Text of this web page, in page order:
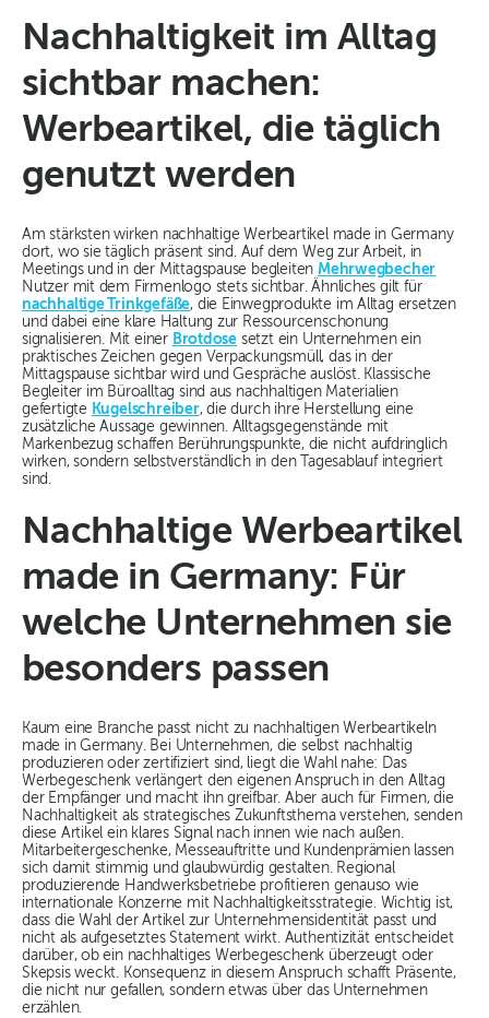
Nachhaltigkeit im Alltag
sichtbar machen:
Werbeartikel, die täglich
genutzt werden
Am stärksten wirken nachhaltige Werbeartikel made in Germany
dort, wo sie täglich präsent sind. Auf dem Weg zur Arbeit, in
Meetings und in der Mittagspause begleiten Mehrwegbecher
Nutzer mit dem Firmenlogo stets sichtbar. Ähnliches gilt für
nachhaltige Trinkgefäße, die Einwegprodukte im Alltag ersetzen
und dabei eine klare Haltung zur Ressourcenschonung
signalisieren. Mit einer Brotdose setzt ein Unternehmen ein
praktisches Zeichen gegen Verpackungsmüll, das in der
Mittagspause sichtbar wird und Gespräche auslöst. Klassische
Begleiter im Büroalltag sind aus nachhaltigen Materialien
gefertigte Kugelschreiber, die durch ihre Herstellung eine
zusätzliche Aussage gewinnen. Alltagsgegenstände mit
Markenbezug schaffen Berührungspunkte, die nicht aufdringlich
wirken, sondern selbstverständlich in den Tagesablauf integriert
sind.
Nachhaltige Werbeartikel
made in Germany: Für
welche Unternehmen sie
besonders passen
Kaum eine Branche passt nicht zu nachhaltigen Werbeartikeln
made in Germany. Bei Unternehmen, die selbst nachhaltig
produzieren oder zertifiziert sind, liegt die Wahl nahe: Das
Werbegeschenk verlängert den eigenen Anspruch in den Alltag
der Empfänger und macht ihn greifbar. Aber auch für Firmen, die
Nachhaltigkeit als strategisches Zukunftsthema verstehen, senden
diese Artikel ein klares Signal nach innen wie nach außen.
Mitarbeitergeschenke, Messeauftritte und Kundenprämien lassen
sich damit stimmig und glaubwürdig gestalten. Regional
produzierende Handwerksbetriebe profitieren genauso wie
internationale Konzerne mit Nachhaltigkeitsstrategie. Wichtig ist,
dass die Wahl der Artikel zur Unternehmensidentität passt und
nicht als aufgesetztes Statement wirkt. Authentizität entscheidet
darüber, ob ein nachhaltiges Werbegeschenk überzeugt oder
Skepsis weckt. Konsequenz in diesem Anspruch schafft Präsente,
die nicht nur gefallen, sondern etwas über das Unternehmen
erzählen.